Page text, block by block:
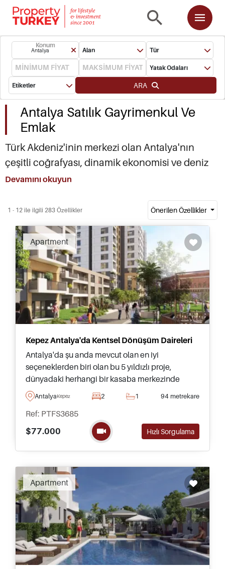
Konum
Antalya Alan Tür
Yatak Odaları
Etiketler ARA
Antalya Satılık Gayrimenkul Ve
Emlak
Türk Akdeniz'inin merkezi olan Antalya'nın
çeşitli coğrafyası, dinamik ekonomisi ve deniz
kenarındaki gayrimenkulü, bölgeyi Türk
haline getirdi. Konyaaltı'ndaki Antalya Emlakları
ve Lara Plajı'ndaki gayrimenkuller, yıl boyu
yaşamak için idealdir ve yatırım için
mükemmeldir. Antalya Şehri'nin hızlı büyümesi,
sadece 2013 yılında şehrin nüfusunun on yıl
içinde iki katına çıkarak bir milyondan fazla
olmasını sağladı.
Devamını okuyun
1 - 12 ile ilgili 283 Özellikler Önerilen Özellikler
Apartment
Kepez Antalya'da Kentsel Dönüşüm Daireleri
Antalya'da şu anda mevcut olan en iyi
seçeneklerden biri olan bu 5 yıldızlı proje,
dünyadaki herhangi bir kasaba merkezinde
bulunabilecek tüm olanakları sunar ve avantajlı
ödeme planları ile bugün satışa sunulmuştur.
AntalyaKepez 2 1 94 metrekare
Ref: PTFS3685
$77.000
Hızlı Sorgulama
Apartment